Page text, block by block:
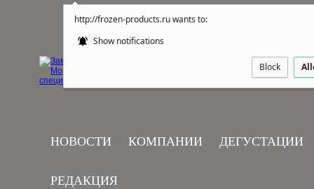
http://frozen-products.ru wants to:
Show notifications
Block
НОВОСТИ КОМПАНИИ ДЕГУСТАЦИИ
РЕДАКЦИЯ